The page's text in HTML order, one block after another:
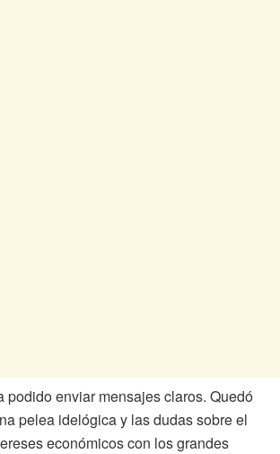
podido enviar mensajes claros. Quedó
pelea idelógica y las dudas sobre el
económicos con los grandes